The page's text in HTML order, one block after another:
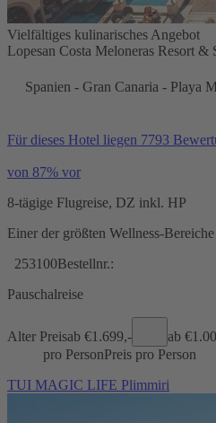
Vielfältiges kulinarisches Angebot
Lopesan Costa Meloneras Resort &
Spanien - Gran Canaria - Playa
Für dieses Hotel liegen 7793
von 87% vor
8-tägige Flugreise, DZ inkl. HP
Einer der größten Wellness-
253100Bestellnr.:
Pauschalreise
Alter Preisab €1.699,- ab €
pro PersonPreis pro Person
TUI MAGIC LIFE Plimmiri